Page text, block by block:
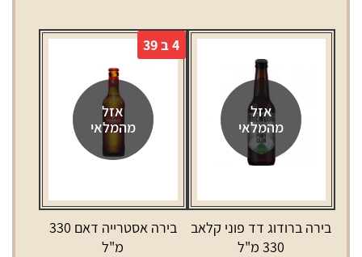
אזל
מהמלאי
בירה ברודוג דד פוני קלאב
330 מ"ל
אזל
מהמלאי
4 ב 39
בירה אסטרייה דאם 330
מ"ל